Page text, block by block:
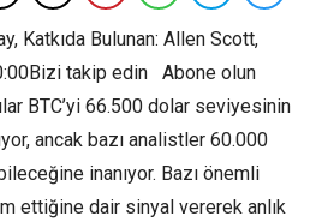
Katkıda Bulunan: Allen Scott,
takip edin Abone olun
BTC’yi 66.500 dolar seviyesinin
ancak bazı analistler 60.000
inanıyor. Bazı önemli
ettiğine dair sinyal vererek anlık